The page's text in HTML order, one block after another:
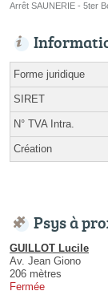
Arrêt SAUNERIE - 5ter
Forme juridique
SIRET
N° TVA Intra.
Création
Psys à
GUILLOT Lucile
Av. Jean Giono
206 mètres
Fermée